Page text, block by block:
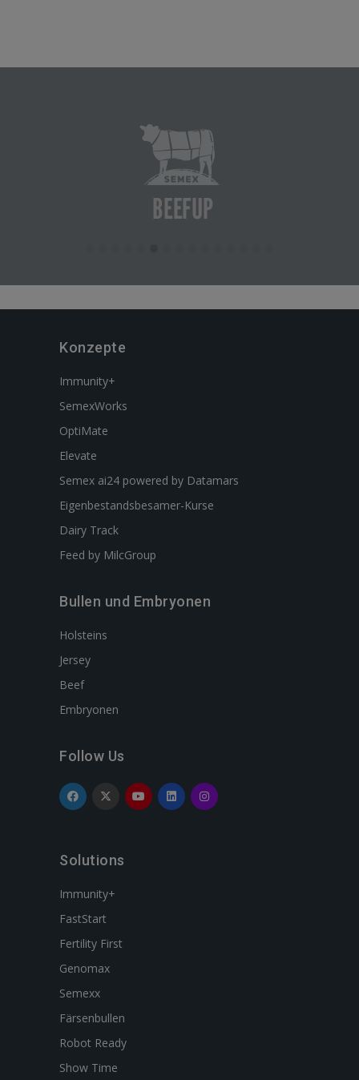
Konzepte
Immunity+
SemexWorks
OptiMate
Elevate
Semex ai24 powered by Datamars
Eigenbestandsbesamer-Kurse
Dairy Track
Feed by MilcGroup
Bullen und Embryonen
Holsteins
Jersey
Beef
Embryonen
Follow Us
Solutions
Immunity+
FastStart
Fertility First
Genomax
Semexx
Färsenbullen
Robot Ready
Show Time